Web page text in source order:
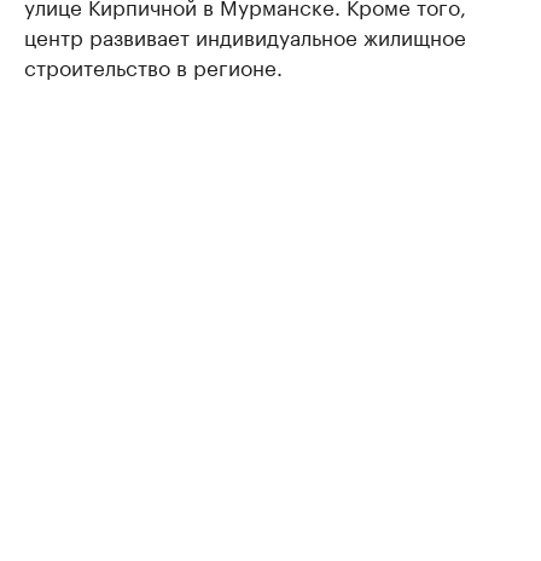
центр развивает индивидуальное жилищное
строительство в регионе.